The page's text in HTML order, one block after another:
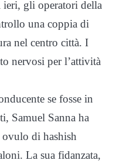
ieri, gli operatori della
una coppia di
nel centro città. I
nervosi per l’attività
se fosse in
Samuel Sanna ha
ovulo di hashish
La sua fidanzata,